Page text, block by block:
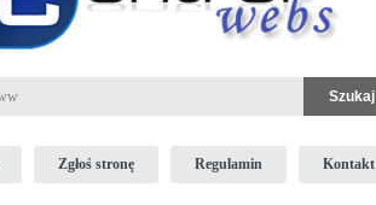
Zgłoś stronę Regulamin Kontakt